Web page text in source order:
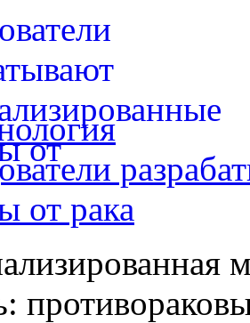
от рака